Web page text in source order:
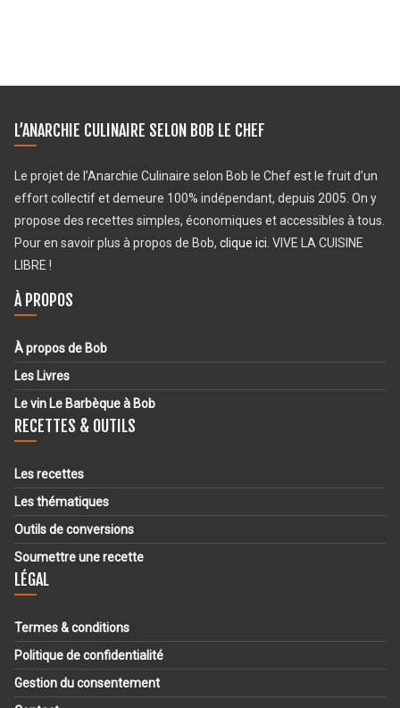
L’ANARCHIE CULINAIRE SELON BOB LE CHEF
Le projet de l’Anarchie Culinaire selon Bob le Chef est le fruit d’un
effort collectif et demeure 100% indépendant, depuis 2005. On y
propose des recettes simples, économiques et accessibles à tous.
Pour en savoir plus à propos de Bob, clique ici . VIVE LA CUISINE
LIBRE !
À PROPOS
À propos de Bob
Les Livres
Le vin Le Barbèque à Bob
RECETTES & OUTILS
Les recettes
Les thématiques
Outils de conversions
Soumettre une recette
LÉGAL
Termes & conditions
Politique de confidentialité
Gestion du consentement